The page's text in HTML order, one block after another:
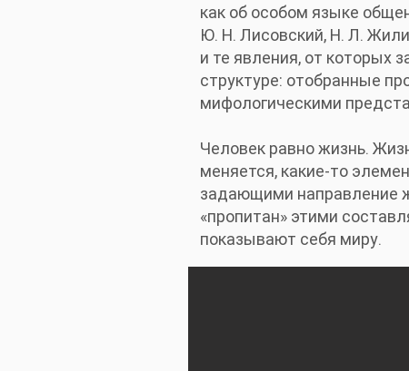
как об особом языке
Ю. Н. Лисовский, Н. Л.
и те явления, от которых
структуре: отобранные
мифологическими
Человек равно жизнь.
меняется, какие-то
задающими направление
«пропитан» этими
показывают себя миру.